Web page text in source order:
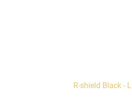
R-shield Black -